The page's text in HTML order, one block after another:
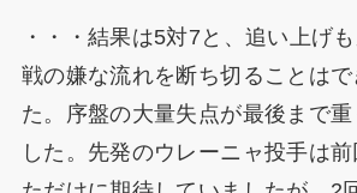
・・・結果は5対7と、追い上げ
戦の嫌な流れを断ち切ることはで
た。序盤の大量失点が最後まで重
した。先発のウレーニャ投手は